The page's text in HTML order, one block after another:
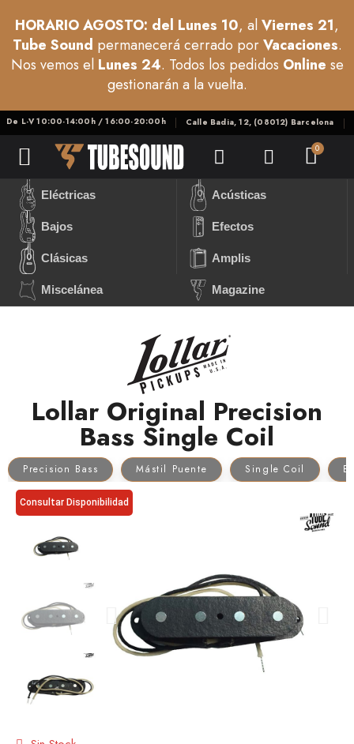
HORARIO AGOSTO: del Lunes 10, alViernes 21,
Tube Sound permanecerá cerrado porVacaciones.
Nos vemos el Lunes 24. Todos los pedidos Online se
gestionarán a la vuelta.
De L-V 10:00-14:00h / 16:00-20:00h Calle Badia, 12, (08012) Barcelona
Eléctricas Acústicas
Bajos Efectos
Clásicas Amplis
Miscelánea Magazine
Lollar Original Precision
Bass Single Coil
Precision Bass Mástil Puente Single Coil
Consultar Disponibilidad